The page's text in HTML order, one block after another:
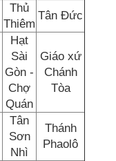
Thủ
Thiêm
Tân Đức
Hạt
Sài
Gòn -
Chợ
Quán
Giáo xứ
Chánh
Tòa
Tân
Sơn
Nhì
Thánh
Phaolô